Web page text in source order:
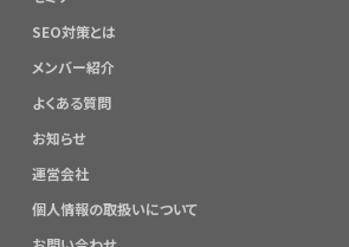
SEO対策とは
メンバー紹介
よくある質問
お知らせ
運営会社
個人情報の取扱いについて